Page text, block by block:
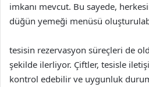
imkanı mevcut. Bu sayede,
düğün yemeği menüsü
tesisin rezervasyon süreçleri de
şekilde ilerliyor. Çiftler, tesisle
kontrol edebilir ve uygunluk